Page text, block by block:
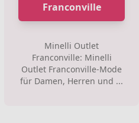
Franconville
Minelli Outlet
Franconville: Minelli
Outlet Franconville-Mode
für Damen, Herren und ...